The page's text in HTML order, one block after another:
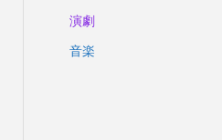
演劇
音楽